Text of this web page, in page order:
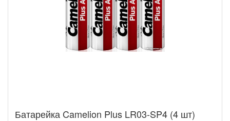
Батарейка Camelion Plus LR03-SP4 (4 шт)